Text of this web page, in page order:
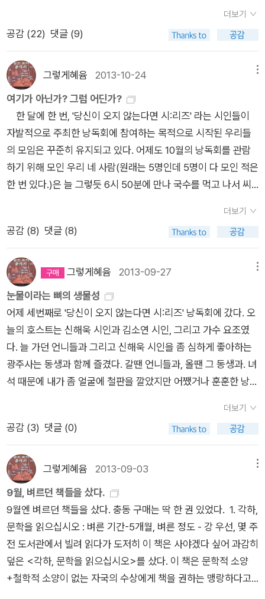
극“저에게 기념비적 작품이에요.....‘아, 웃긴 책도, 웃긴 이야기도
히 감동적인 작품이지요.” 5. 기억 서사(오카 마리)“문학
을 공부하는 사람에게 꼭 추천하고 싶은 책이에요....타인을 이해
하는 데 있어서 시점이라는 것이 얼마나 중요한 것인지를 생각하
게 만드는 아주 흥미로우면서도 철학적인 책이에요. 이 책을 다섯
번은 읽은 것 같아요. 정말 좋아서요.” 이 책도 절판이다.
다섯 권을 다 읽기는 그렇고 <마르탱 게르의 귀향>과 <
칵 거리고 파닥거린다. 아무 자국이 없고 매끈하다 생각하였건만
어느 순간 눈물이 나타나는 순간이 온다. 그것이 어떻게 파닥거
렸던가. 물리학 기말고사의 방정식의 제출과정을 유일하게 제출
한 헤더를 로버트가 자기 집으로 초대해 차를 대접하며 두근대기
시작했다. 그것은 어쩌다 왈칵 쏟아졌나. 두 사람이 술집에서 손
잡고 술을 마시다 헤더의 애인 콜린에게 들키면서 왈칵 쏟아지고
말았다. 그것은 어떻게 돌이킬 수 없었던가. 문득, 뜻하지 아니하
게 갑자기. 십이월의 어느 날부터 줄곧 로버트를 생각하고 있었다
는 헤더의 고백체 문장은 종이 위 잉크자국과 눈 위의 발자국, 어
느 것이었을까. 남자친구가 있다는 헤더의 말에 로버트는 없을
거라고 생각하지 않았다고 답한다. 그러니까 우리는, 서로 사랑하
가 솟아나듯 흥건하게 일어나는 반응을 만든다. 스미는 빛과 정지
지나가는 진심으로부터 조직적으로 치밀하게 도망치는 그물이
보인다. 표제작의 침착하고 조용한 나이 많은 남자친구와 같이 꾸
미지 않은 단정한 문장이 불러일으키는 것은, 곧, 단편 소설의 상
처와 비밀. 아파도 절반만이 아프고 누워도 절반쯤 잠을 자는 그
런 밤이 올 때가 있지. 그럴 땐 추위도 모르는 때. 북극의 지평선
저만치에 놓인 냉장고가 되는 때. 그땐 소리가 없지. 방 한 칸이
줄 없는 비파처럼 통째로 공명통이 되지. 그럴 땐 울음에 홀리지.
로버트를 만나기를 기대한다. 박수소리가 무대를 밝히듯 약속이
서로의 마음을 밝힌다. 서로 만나지 말아 달라는 콜린의 부탁은
그런 의미에서 차라리 외부의 충격이 아닌 내부의 실금. 보통 우
리의 삶은 이렇게 무너져 내린다. 변명할까, 하지 말까. 이 남자를
사랑할까, 저 남자를 사랑할까. 이런 문제가 이 짧은 이야기의 맨
앞으로 나왔다면 이것은 오셀로의 재탕이 되었을 것이지만 앤드
루 포터는 죄의식과 소유, 진실과 우리가 모르고 지나가는 어떤
것의 상실을 생채기와 함께 보여준다. 아파도 절반만 아픈 날, 누
워도 절반쯤 자는 밤. 추위를 모르고 홀로 소리 없이 헐리는 밤.
장편의 진실은 팔짱을 끼고 옆에서 걷는데 단편의 진실은 늘 반걸
음 뒤에서 홀연히 나타난다. 없던 것을 잃어버리는 순간, 북극의
더보기
공감 (22) 댓글 (9)
그렇게혜윰 2013-10-24
여기가 아닌가? 그럼 어딘가?
한 달에 한 번, '당신이 오지 않는다면 시:리즈' 라는 시인들이
자발적으로 주최한 낭독회에 참여하는 목적으로 시작된 우리들
의 모임은 꾸준히 유지되고 있다. 어제도 10월의 낭독회를 관람
하기 위해 모인 우리 네 사람(원래는 5명인데 5명이 다 모인 적은
한 번 있다.)은 늘 그렇듯 6시 50분에 만나 국수를 먹고 나서 씨
시와의 공연이었고 멤버1을 제외한 우리들은 크게 누군가를 좋아
하기 보다는 그 낭독회를 좋아해서 참석했다. '행복한 사람은 시
땐 이미 시간이 늦었다. 우린 입장하지 못했고, 그럼 우리가 가야
할 곳은 '여기가 아닌가? 그럼 어딘가?'로 잠시 행사의 제목을 빌
려 멘붕이 되었다. 얼른 정신을 차리고 근처 술집으로 갔다. 그때
부터 이어진 우리들의 이야기, 이야기, 이야기, 이야기 들. 그 이
야기들의 요지는 이렇다. 사실 이렇게 나이들어(평균연령 45세
쯤?) 낭독회에 참석하면서 이런 데 다니기엔 나이가 좀 있는 게
아닌가하는 소심함, 이 들곤 하는데 그럼에도 불구하고 자신과의
싸움에서 늘 이기는 우리는 작가와의 만남이나 낭독회에 부지런
히 참석한다. 농담삼아 사생팬이라는 표현까지 했지만 그 정도는
아니더라도 좋아하는 작가에 대한 애정을 애써 숨기지는 않는다.
그러면서 우리끼리 자학적인 개그를 했다. 우리가 늙어서 아무래
도 저쪽에서 몰래 보고 있다가 우리가 뜬 걸 확인하고 스탭을 풀
어 뒤에 다 세워놓았다는, 소설에서 시작하여 꼬리에 꼬리를 무는
이야기들. 우리는 깔깔 웃었다. 자학 개그 중엔 젊은 학생들은 왜
놀지 않고 거기서 그걸 듣고 있는가!에 대한 규탄부터, 가짜 포스
터를 뿌려서 혼선을 주자는 말까지 나왔다. 그러나 '행복한 사람
은 시계를 보지 않는다.'고 했던가. 우리는 기가 막히게 행사가 끝
난 시간을 알아챘다. 애써 이런 시간도 나쁘지 않다며, 담부턴 가
지 말까보다 하는 말까지 나왔지만 지하철 역 입구에 있는 양말
더보기
공감 (8) 댓글 (8)
그렇게혜윰 2013-09-27
눈물이라는 뼈의 생물성
어제 세번째로 '당신이 오지 않는다면 시:리즈' 낭독회에 갔다. 오
늘의 호스트는 신해욱 시인과 김소연 시인, 그리고 가수 요조였
다. 늘 가던 언니들과 그리고 신해욱 시인을 좀 심하게 좋아하는
광주사는 동생과 함께 즐겼다. 갈땐 언니들과, 올땐 그 동생과. 녀
석 때문에 내가 좀 얼굴에 철판을 깔았지만 어쨌거나 훈훈한 낭독
와 <간결한 배치>. 미처 다 읽고 가지 못해 죄송한 마음이 있었
는데 지하철을 타고 가면서 읽으니 특히 김소연 시인의 시가 좋았
에 실릴 시부터 내 마음을 흔들어 놓았다. 세 분의 목소리가 낭
독에 정말 잘 어울렸다. 많이 연습하신 듯 조화도 정말 좋았다. 초
반의 떨림 가득한 목소리는 어느 새 사라지고 목소리 연기까지 해
주시는 신해욱 시인님의 사랑스러움이 기억에 남는다. 초고속 배
움의 과정으로 배운 캘리로 와이셔츠 마분지 잘라 만든 조악한 책
갈피를 지인들에게 선물하고 온 밤. 시를 옮겨적고 싶어지는 밤이
었다.
더보기
공감 (3) 댓글 (0)
그렇게혜윰 2013-09-03
9월, 벼르던 책들을 샀다.
9월엔 벼르던 책들을 샀다. 충동 구매는 딱 한 권 있었다. 1. 각하,
문학을 읽으십시오 : 벼른 기간-5개월, 벼른 정도 - 강 우선, 몇 주
전 도서관에서 빌려 읽다가 도저히 이 책은 사야겠다 싶어 과감히
덮은 <각하, 문학을 읽으십시오>를 샀다. 이 책은 문학적 소양
+철학적 소양이 없는 자국의 수상에게 책을 권하는 맹랑하다고